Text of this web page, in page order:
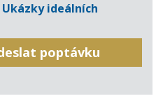
Ukázky ideálních